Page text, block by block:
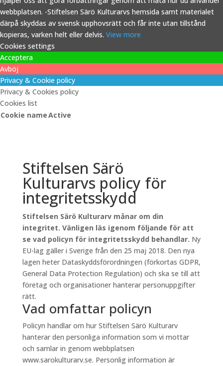
webbplatsen. -Stiftelsen Särö Kulturarvs hemsida samt materialet
därpå skyddas av svensk upphovsrätt och får inte utan tillstånd
kopieras, varken helt eller delvis. View more
Cookies settings
Acceptera
Avböj
Privacy & Cookie policy
Privacy & Cookies policy
Cookies list
Cookie nameActive
Stiftelsen Särö
Kulturarvs policy för
integritetsskydd
Stiftelsen Särö Kulturarv månar om din
integritet. Vänligen läs igenom följande för att
se vad policyn för integritetsskydd behandlar. Ny
EU-lag gäller i Sverige från den 25 maj 2018. Den nya
lagen heter Dataskyddsförordningen (förkortas GDPR,
General Data Protection Regulation) och ska se till att
företag och organisationer hanterar personuppgifter
rätt.
Vad omfattar policyn
Policyn handlar om hur Stiftelsen Särö Kulturarv
hanterar den personliga information som vi mottar
och samlar in genom webbplatsen
www.sarokulturarv.se. Personlig information är